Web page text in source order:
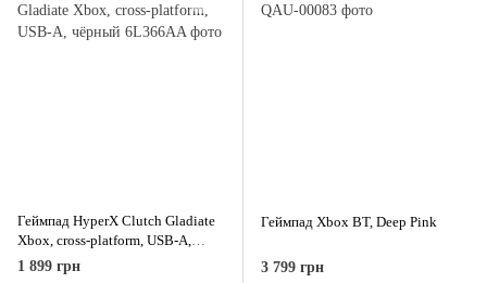
Геймпад HyperX Clutch Gladiate
Xbox, cross-platform, USB-A,
чёрный
1 899 грн
Геймпад Xbox BT, Deep Pink
3 799 грн